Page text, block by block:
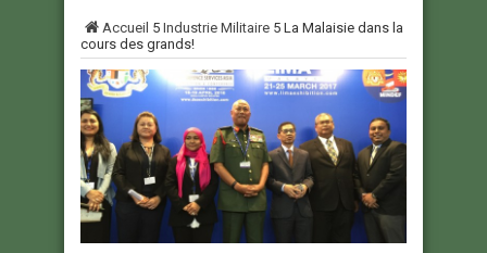
Accueil 5 Industrie Militaire 5 La Malaisie dans la
cours des grands!